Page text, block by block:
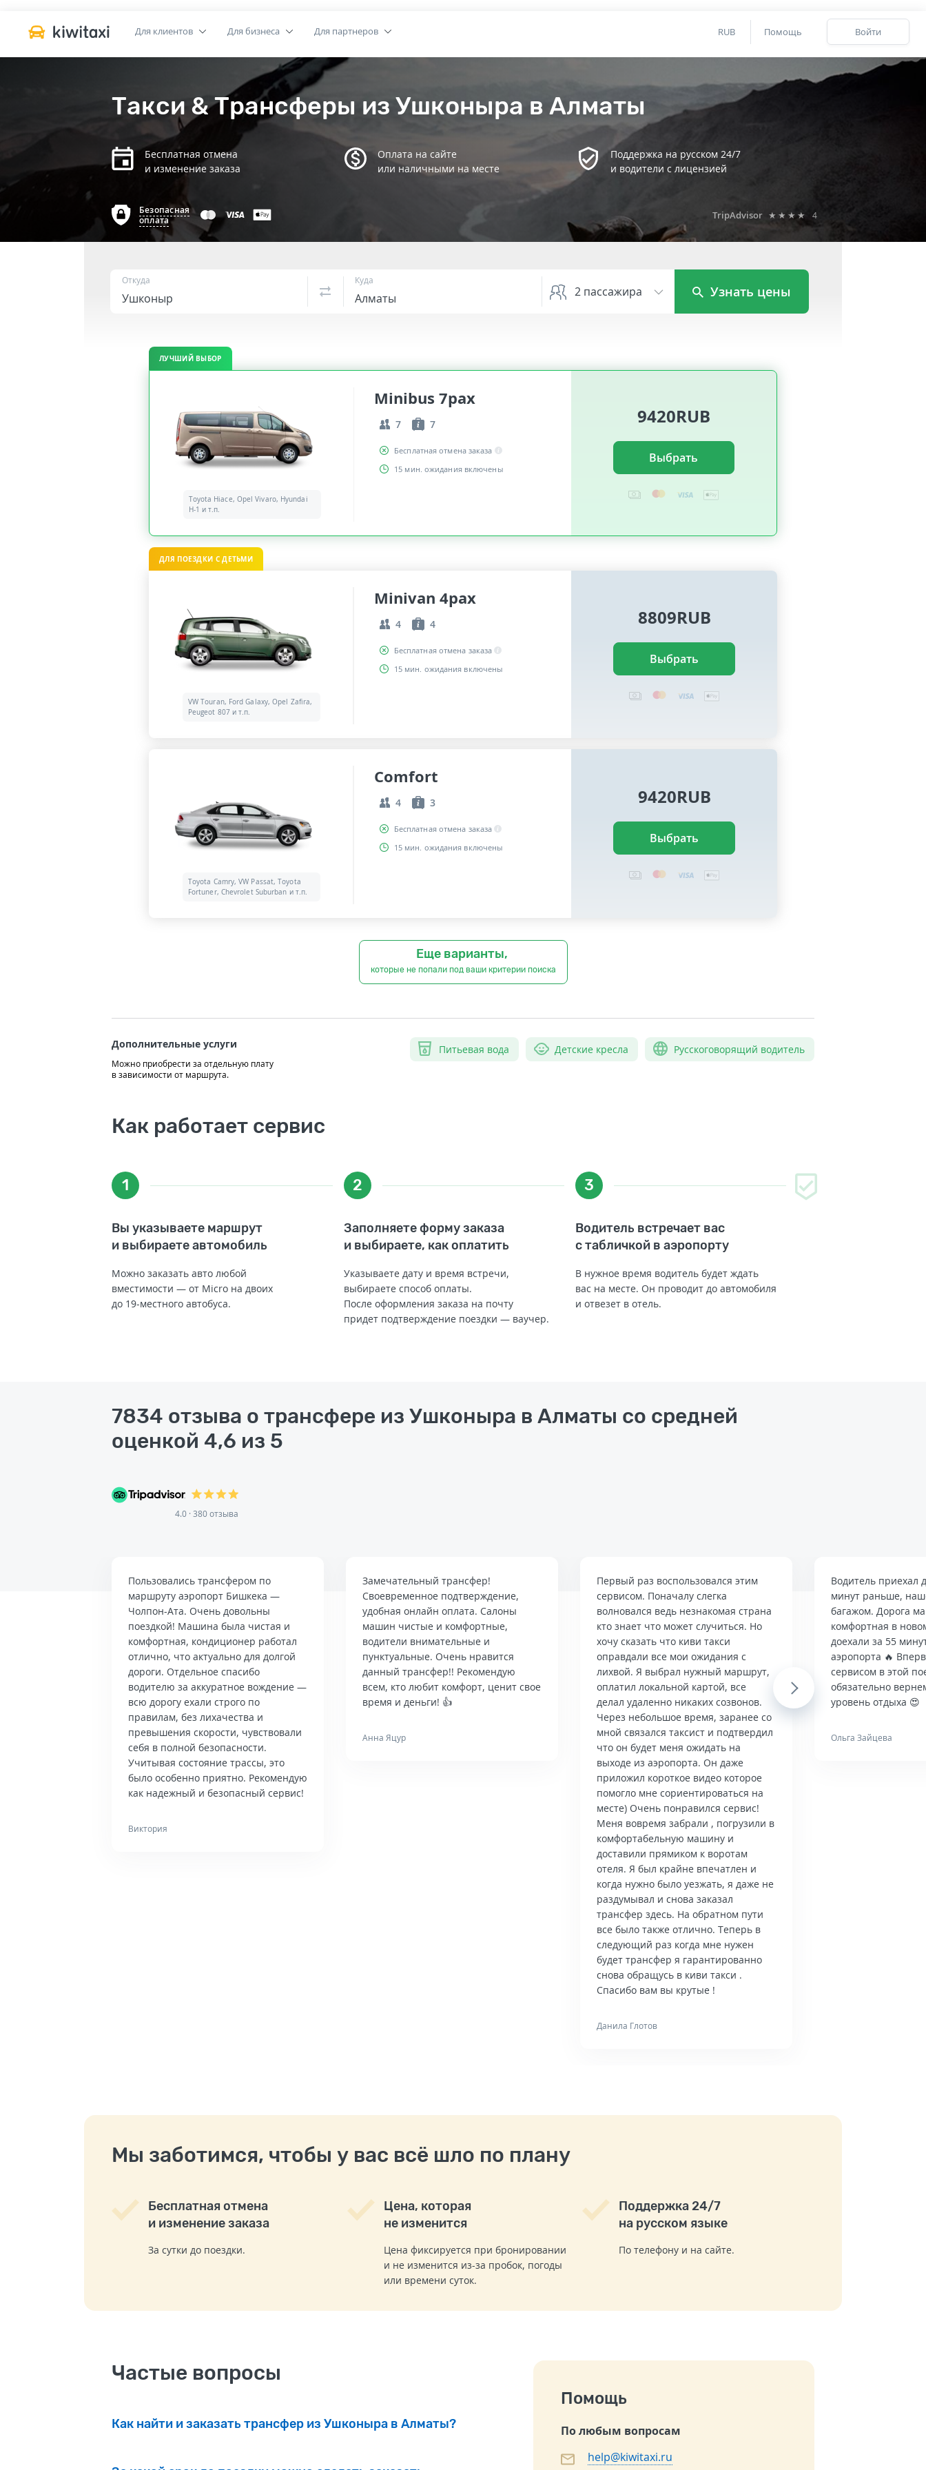
RUB Помощь Войти
Для клиентов Для бизнеса Для партнеров
Такси & Трансферы из Ушконыра в Алматы
Бесплатная отмена
и изменение заказа
Оплата на сайте
или наличными на месте
Поддержка на русском 24/7
и водители с лицензией
Безопасная
оплата
TripAdvisor ★★★★ 4
Откуда Куда
2 пассажира Узнать цены
ЛУЧШИЙ ВЫБОР
Toyota Hiace, Opel Vivaro, Hyundai
H-1 и т.п.
Minibus 7pax
7 7
Бесплатная отмена заказа
15 мин. ожидания включены
9420RUB
Выбрать
ДЛЯ ПОЕЗДКИ С ДЕТЬМИ
VW Touran, Ford Galaxy, Opel Zafira,
Peugeot 807 и т.п.
Minivan 4pax
4 4
Бесплатная отмена заказа
15 мин. ожидания включены
8809RUB
Выбрать
Toyota Camry, VW Passat, Toyota
Fortuner, Chevrolet Suburban и т.п.
Comfort
4 3
Бесплатная отмена заказа
15 мин. ожидания включены
9420RUB
Выбрать
Еще варианты,
которые не попали под ваши критерии поиска
Дополнительные услуги
Можно приобрести за отдельную плату
в зависимости от маршрута.
Питьевая вода Детские кресла Русскоговорящий водитель
Как работает сервис
1
Вы указываете маршрут
и выбираете автомобиль
Можно заказать авто любой
вместимости — от Micro на двоих
до 19-местного автобуса.
2
Заполняете форму заказа
и выбираете, как оплатить
Указываете дату и время встречи,
выбираете способ оплаты.
После оформления заказа на почту
придет подтверждение поездки — ваучер.
3
Водитель встречает вас
с табличкой в аэропорту
В нужное время водитель будет ждать
вас на месте. Он проводит до автомобиля
и отвезет в отель.
7834 отзыва о трансфере из Ушконыра в Алматы со средней
оценкой 4,6 из 5
4.0 · 380 отзыва
Пользовались трансфером по
маршруту аэропорт Бишкека —
Чолпон-Ата. Очень довольны
поездкой! Машина была чистая и
комфортная, кондиционер работал
отлично, что актуально для долгой
дороги. Отдельное спасибо
водителю за аккуратное вождение —
всю дорогу ехали строго по
правилам, без лихачества и
превышения скорости, чувствовали
себя в полной безопасности.
Учитывая состояние трассы, это
было особенно приятно. Рекомендую
как надежный и безопасный сервис!
Виктория
Замечательный трансфер!
Своевременное подтверждение,
удобная онлайн оплата. Салоны
машин чистые и комфортные,
водители внимательные и
пунктуальные. Очень нравится
данный трансфер!! Рекомендую
всем, кто любит комфорт, ценит свое
время и деньги! 👍
Анна Яцур
Первый раз воспользовался этим
сервисом. Поначалу слегка
волновался ведь незнакомая страна
кто знает что может случиться. Но
хочу сказать что киви такси
оправдали все мои ожидания с
лихвой. Я выбрал нужный маршрут,
оплатил локальной картой, все
делал удаленно никаких созвонов.
Через небольшое время, заранее со
мной связался таксист и подтвердил
что он будет меня ожидать на
выходе из аэропорта. Он даже
приложил короткое видео которое
помогло мне сориентироваться на
месте) Очень понравился сервис!
Меня вовремя забрали , погрузили в
комфортабельную машину и
доставили прямиком к воротам
отеля. Я был крайне впечатлен и
когда нужно было уезжать, я даже не
раздумывал и снова заказал
трансфер здесь. На обратном пути
все было также отлично. Теперь в
следующий раз когда мне нужен
будет трансфер я гарантированно
снова обращусь в киви такси .
Спасибо вам вы крутые !
Данила Глотов
Водитель приехал
минут раньше,
багажом. Дорога
комфортная в
доехали за 55
аэропорта 🔥
сервисом в этой
обязательно
уровень отдыха 😍
Ольга Зайцева
Next
Мы заботимся, чтобы у вас всё шло по плану
Бесплатная отмена
и изменение заказа
За сутки до поездки.
Цена, которая
не изменится
Цена фиксируется при бронировании
и не изменится из-за пробок, погоды
или времени суток.
Поддержка 24/7
на русском языке
По телефону и на сайте.
Частые вопросы
Как найти и заказать трансфер из Ушконыра в Алматы?
Помощь
По любым вопросам
help@kiwitaxi.ru